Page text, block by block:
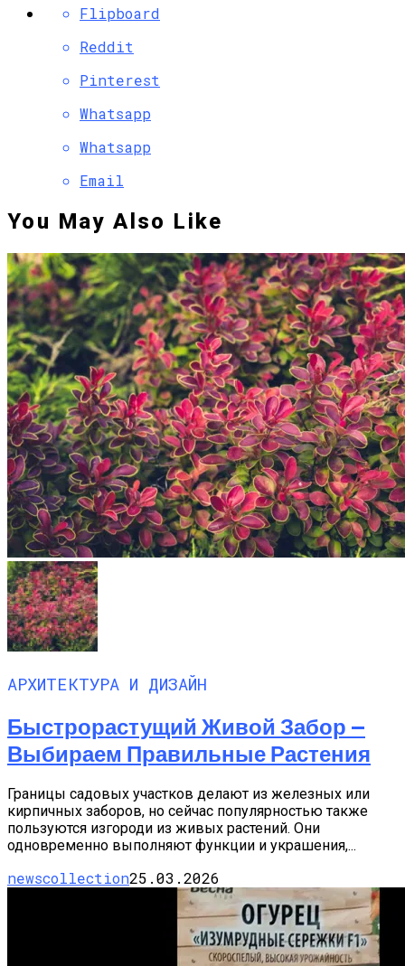
Flipboard
Reddit
Pinterest
Whatsapp
Whatsapp
Email
You May Also Like
АРХИТЕКТУРА И ДИЗАЙН
Быстрорастущий Живой Забор —
Выбираем Правильные Растения
Границы садовых участков делают из железных или
кирпичных заборов, но сейчас популярностью также
пользуются изгороди из живых растений. Они
одновременно выполняют функции и украшения,...
newscollection25.03.2026